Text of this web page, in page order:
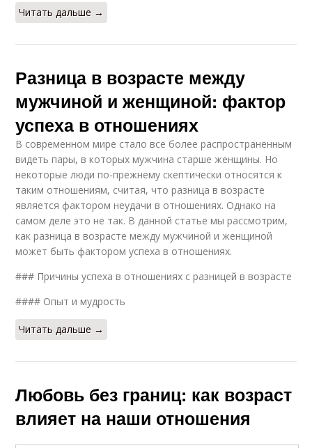
Читать дальше →
Разница в возрасте между
мужчиной и женщиной: фактор
успеха в отношениях
В современном мире стало всё более распространённым
видеть пары, в которых мужчина старше женщины. Но
некоторые люди по-прежнему скептически относятся к
таким отношениям, считая, что разница в возрасте
является фактором неудачи в отношениях. Однако на
самом деле это не так. В данной статье мы рассмотрим,
как разница в возрасте между мужчиной и женщиной
может быть фактором успеха в отношениях.
### Причины успеха в отношениях с разницей в возрасте
#### Опыт и мудрость
Читать дальше →
Любовь без границ: как возраст
влияет на наши отношения